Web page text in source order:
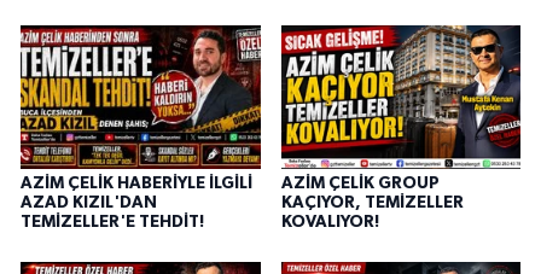
AZİM ÇELİK HABERİYLE İLGİLİ
AZAD KIZIL'DAN
TEMİZELLER'E TEHDİT!
AZİM ÇELİK GROUP
KAÇIYOR, TEMİZELLER
KOVALIYOR!